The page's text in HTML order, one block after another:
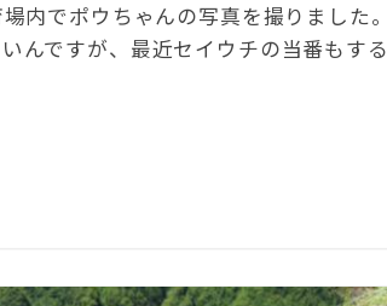
内でポウちゃんの写真を撮りました。
んですが、最近セイウチの当番もする